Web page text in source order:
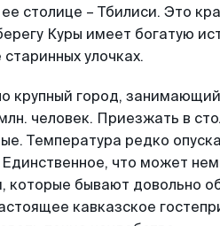
столице – Тбилиси. Это
Куры имеет богатую
улочках.
крупный город,
человек. Приезжать в
Температура редко
что может
которые бывают довольно
кавказское